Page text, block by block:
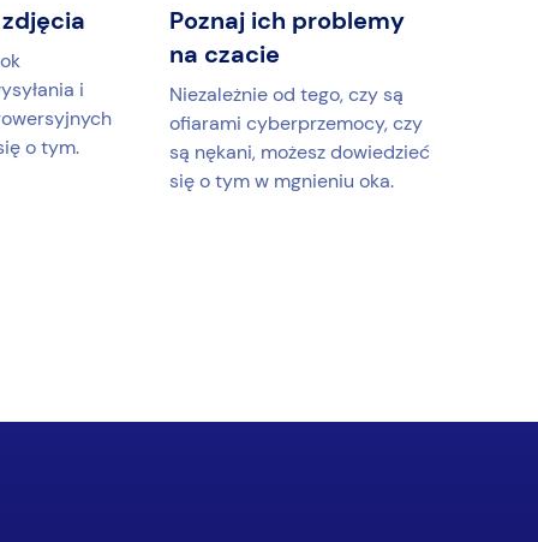
i
o tym.
Poznaj ich problemy
na czacie
Niezależnie od tego, czy są
ofiarami cyberprzemocy, czy
są nękani, możesz dowiedzieć
się o tym w mgnieniu oka.